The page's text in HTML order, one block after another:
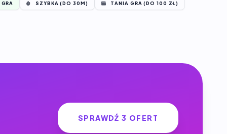
SZYBKA (DO 30M) TANIA GRA (DO 100 ZŁ)
SPRAWDŹ 3 OFERT